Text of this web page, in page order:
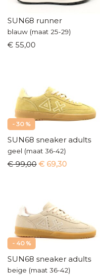
SUN68 runner
blauw (maat 25-29)
€ 55,00
- 30 %
SUN68 sneaker adults
geel (maat 36-42)
€ 99,00 € 69,30
- 40 %
SUN68 sneaker adults
beige (maat 36-42)